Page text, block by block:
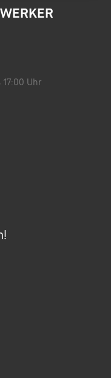
Uhr